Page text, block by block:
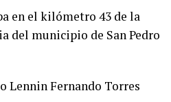
en el kilómetro 43 de la
del municipio de San Pedro
Lennin Fernando Torres